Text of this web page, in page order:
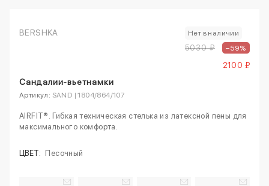
BERSHKA Нет в наличии
5030 ₽ –59%
2100 ₽
Сандалии-вьетнамки
Артикул: SAND | 1804/864/107
AIRFIT®. Гибкая техническая стелька из латексной пены для
максимального комфорта.
ЦВЕТ: Песочный